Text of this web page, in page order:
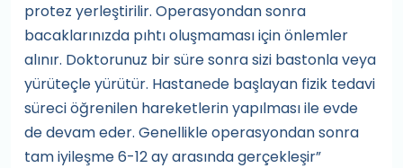
protez yerleştirilir. Operasyondan sonra
bacaklarınızda pıhtı oluşmaması için önlemler
alınır. Doktorunuz bir süre sonra sizi bastonla veya
yürüteçle yürütür. Hastanede başlayan fizik tedavi
süreci öğrenilen hareketlerin yapılması ile evde
de devam eder. Genellikle operasyondan sonra
tam iyileşme 6-12 ay arasında gerçekleşir”